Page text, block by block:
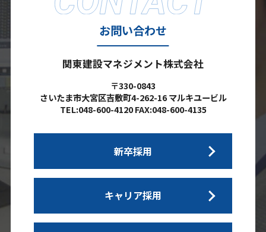
お問い合わせ
関東建設マネジメント株式会社
〒330-0843
さいたま市大宮区吉敷町4-262-16 マルキユービル
TEL:048-600-4120 FAX:048-600-4135
新卒採用
キャリア採用